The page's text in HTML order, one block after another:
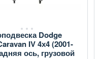
Dodge
IV 4х4 (2001-
ось, грузовой